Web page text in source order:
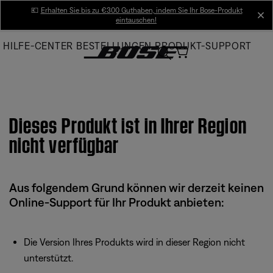
Main
💶 Erhalten Sie bis zu €300 Guthaben, indem Sie Ihr Bose-Produkt
eintauschen!
HILFE-CENTER BESTELLUNGEN PRODUKT-SUPPORT
Dieses Produkt ist in Ihrer Region
nicht verfügbar
Aus folgendem Grund können wir derzeit keinen
Online-Support für Ihr Produkt anbieten:
Die Version Ihres Produkts wird in dieser Region nicht
unterstützt.